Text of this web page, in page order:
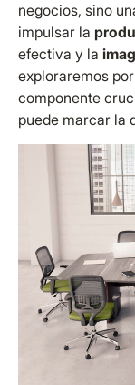
negocios, sino
impulsar la
efectiva y la
exploraremos
componente
puede marcar la